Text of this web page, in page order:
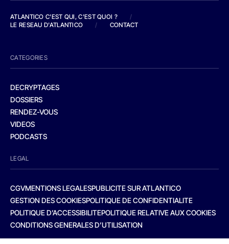
ATLANTICO C'EST QUI, C'EST QUOI ?
/
LE RESEAU D'ATLANTICO
/ CONTACT
CATEGORIES
DECRYPTAGES
DOSSIERS
RENDEZ-VOUS
VIDEOS
PODCASTS
LEGAL
CGVMENTIONS LEGALESPUBLICITE SUR ATLANTICO
GESTION DES COOKIESPOLITIQUE DE CONFIDENTIALITE
POLITIQUE D’ACCESSIBILITEPOLITIQUE RELATIVE AUX COOKIES
CONDITIONS GENERALES D’UTILISATION